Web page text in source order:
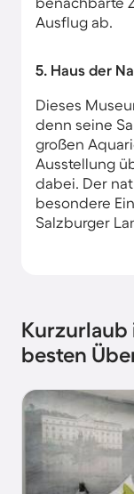
Ausflug ab.
5. Haus der
Dieses
denn seine
großen
Ausstellung
dabei. Der
besondere
Salzburger
Kurzurlaub
besten